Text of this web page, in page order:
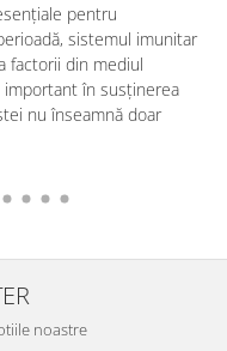
pentru
sistemul imunitar
factorii din mediul
în susținerea
nu înseamnă doar
noastre